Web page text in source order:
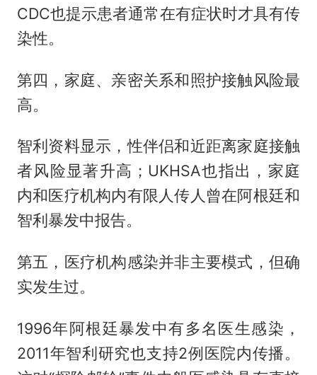
CDC也提示患者通常在有症状时才具有传
染性。
第四，家庭、亲密关系和照护接触风险最
高。
智利资料显示，性伴侣和近距离家庭接触
者风险显著升高；UKHSA也指出，家庭
内和医疗机构内有限人传人曾在阿根廷和
智利暴发中报告。
第五，医疗机构感染并非主要模式，但确
实发生过。
1996年阿根廷暴发中有多名医生感染，
2011年智利研究也支持2例医院内传播。